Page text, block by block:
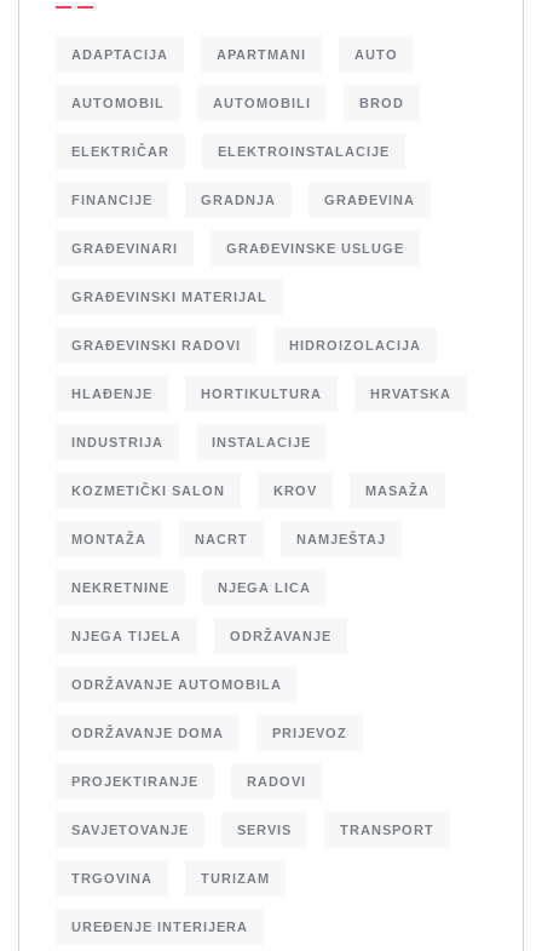
ADAPTACIJA APARTMANI AUTO
AUTOMOBIL AUTOMOBILI BROD
ELEKTRIČAR ELEKTROINSTALACIJE
FINANCIJE GRADNJA GRAĐEVINA
GRAĐEVINARI GRAĐEVINSKE USLUGE
GRAĐEVINSKI MATERIJAL
GRAĐEVINSKI RADOVI HIDROIZOLACIJA
HLAĐENJE HORTIKULTURA HRVATSKA
INDUSTRIJA INSTALACIJE
KOZMETIČKI SALON KROV MASAŽA
MONTAŽA NACRT NAMJEŠTAJ
NEKRETNINE NJEGA LICA
NJEGA TIJELA ODRŽAVANJE
ODRŽAVANJE AUTOMOBILA
ODRŽAVANJE DOMA PRIJEVOZ
PROJEKTIRANJE RADOVI
SAVJETOVANJE SERVIS TRANSPORT
TRGOVINA TURIZAM
UREĐENJE INTERIJERA